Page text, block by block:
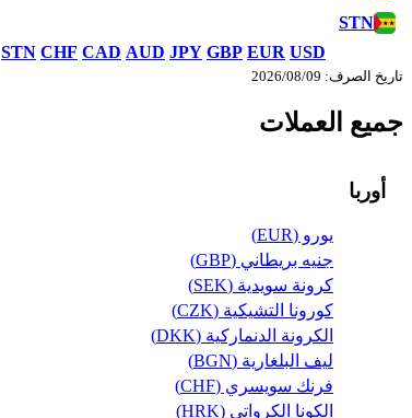
STN
USD
EUR
GBP
JPY
AUD
CAD
CHF
STN
تاريخ الصرف: 09‏/08‏/2026
جميع العملات
أوربا
يورو (EUR)
جنيه بريطاني (GBP)
كرونة سويدية (SEK)
كورونا التشيكية (CZK)
الكرونة الدنماركية (DKK)
ليف البلغارية (BGN)
فرنك سويسري (CHF)
الكونا الكرواتي (HRK)